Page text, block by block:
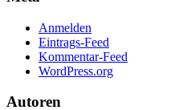
Anmelden
Eintrags-Feed
Kommentar-Feed
WordPress.org
Autoren